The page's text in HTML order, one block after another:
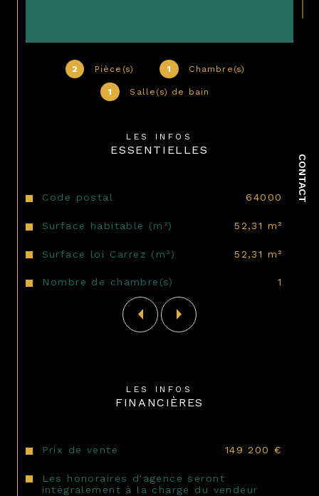
CONTACT
2 Pièce(s) 1 Chambre(s)
1 Salle(s) de bain
LES INFOS
ESSENTIELLES
Caractéristiques Valeurs
Code postal 64000
Surface habitable (m²) 52,31 m²
Surface loi Carrez (m²) 52,31 m²
Nombre de chambre(s) 1
parking privative : tout est là, prêt à vivre.
Un bien idéal pour un premier achat serein
ou un investissement solide, au cœur d'un
secteur pratique et recherché, proche des
LES INFOS
FINANCIÈRES
Prix de vente 149 200 €
Les honoraires d'agence seront
intégralement à la charge du vendeur